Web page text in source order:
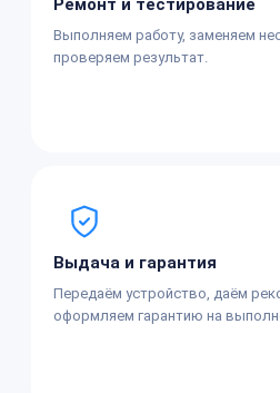
Выполняем работу, заменяем
проверяем результат.
Выдача и гарантия
Передаём устройство, даём
оформляем гарантию на